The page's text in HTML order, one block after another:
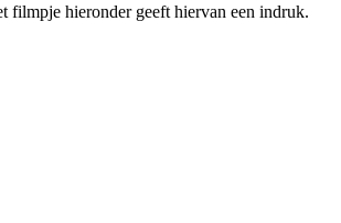
filmpje hieronder geeft hiervan een indruk.